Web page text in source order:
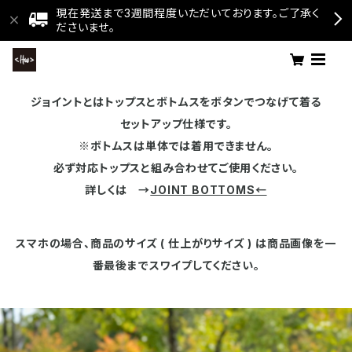
現在発送まで3週間程度いただいております。ご了承く
ださいませ。
ジョイントとはトップスとボトムスをボタンでつなげて着る
セットアップ仕様です。
※ボトムスは単体では着用できません。
必ず対応トップスと組み合わせてご使用ください。
詳しくは →JOINT BOTTOMS←
スマホの場合、商品のサイズ ( 仕上がりサイズ ) は商品画像を一
番最後までスワイプしてください。